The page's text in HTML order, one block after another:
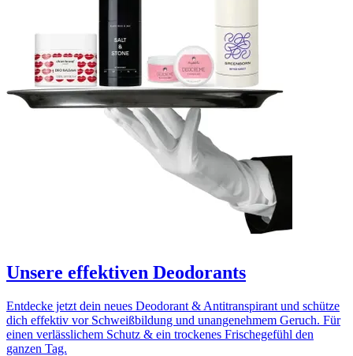
Unsere effektiven Deodorants
Entdecke jetzt dein neues Deodorant & Antitranspirant und schütze
dich effektiv vor Schweißbildung und unangenehmem Geruch. Für
einen verlässlichem Schutz & ein trockenes Frischegefühl den
ganzen Tag.